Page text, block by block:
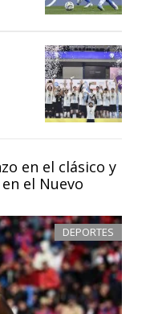
en el clásico y
el Nuevo
DEPORTES